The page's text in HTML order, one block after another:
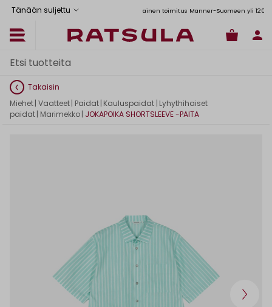
Tänään suljettuToimituskulut alk. 6,90€Ilmainen toimitus Manner-Suomeen yli 120 euron
Takaisin
Miehet| Vaatteet| Paidat | Kauluspaidat | Lyhythihaiset
paidat| Marimekko| JOKAPOIKA SHORTSLEEVE -PAITA